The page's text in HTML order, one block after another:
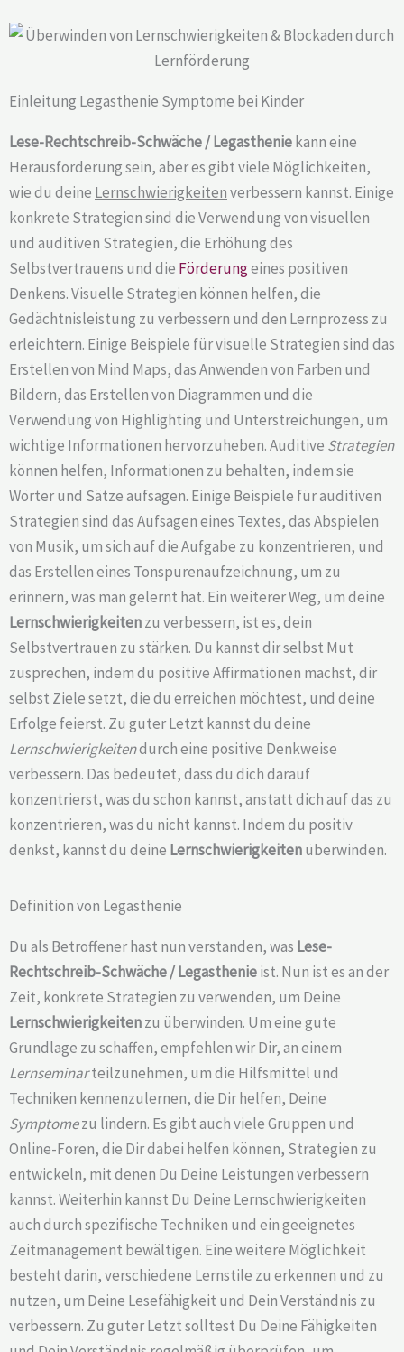
Einleitung Legasthenie Symptome bei Kinder
Lese-Rechtschreib-Schwäche / Legastheniekann eine
Herausforderung sein, aber es gibt viele Möglichkeiten,
wie du deine Lernschwierigkeitenverbessern kannst. Einige
konkrete Strategien sind die Verwendung von visuellen
und auditiven Strategien, die Erhöhung des
Selbstvertrauens und die Förderungeines positiven
Denkens. Visuelle Strategien können helfen, die
Gedächtnisleistung zu verbessern und den Lernprozess zu
erleichtern. Einige Beispiele für visuelle Strategien sind das
Erstellen von Mind Maps, das Anwenden von Farben und
Bildern, das Erstellen von Diagrammen und die
Verwendung von Highlighting und Unterstreichungen, um
wichtige Informationen hervorzuheben. Auditive Strategien
können helfen, Informationen zu behalten, indem sie
Wörter und Sätze aufsagen. Einige Beispiele für auditiven
Strategien sind das Aufsagen eines Textes, das Abspielen
von Musik, um sich auf die Aufgabe zu konzentrieren, und
das Erstellen eines Tonspurenaufzeichnung, um zu
erinnern, was man gelernt hat. Ein weiterer Weg, um deine
Lernschwierigkeitenzu verbessern, ist es, dein
Selbstvertrauen zu stärken. Du kannst dir selbst Mut
zusprechen, indem du positive Affirmationen machst, dir
selbst Ziele setzt, die du erreichen möchtest, und deine
Erfolge feierst. Zu guter Letzt kannst du deine
Lernschwierigkeitendurch eine positive Denkweise
verbessern. Das bedeutet, dass du dich darauf
konzentrierst, was du schon kannst, anstatt dich auf das zu
konzentrieren, was du nicht kannst. Indem du positiv
denkst, kannst du deine Lernschwierigkeitenüberwinden.
Definition von Legasthenie
Du als Betroffener hast nun verstanden, was Lese-
Rechtschreib-Schwäche /Legasthenieist. Nun ist es an der
Zeit, konkrete Strategien zu verwenden, um Deine
Lernschwierigkeitenzu überwinden. Um eine gute
Grundlage zu schaffen, empfehlen wir Dir, an einem
Lernseminarteilzunehmen, um die Hilfsmittel und
Techniken kennenzulernen, die Dir helfen, Deine
Symptomezu lindern. Es gibt auch viele Gruppen und
Online-Foren, die Dir dabei helfen können, Strategien zu
entwickeln, mit denen Du Deine Leistungen verbessern
kannst. Weiterhin kannst Du Deine Lernschwierigkeiten
auch durch spezifische Techniken und ein geeignetes
Zeitmanagement bewältigen. Eine weitere Möglichkeit
besteht darin, verschiedene Lernstile zu erkennen und zu
nutzen, um Deine Lesefähigkeit und Dein Verständnis zu
verbessern. Zu guter Letzt solltest Du Deine Fähigkeiten